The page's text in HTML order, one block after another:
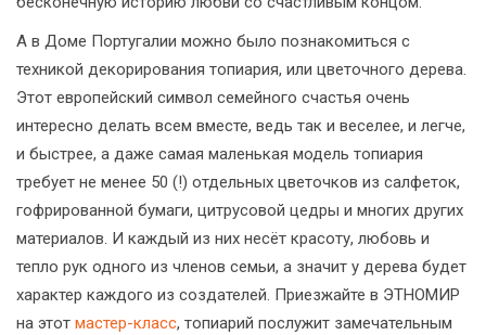
А в Доме Португалии можно было познакомиться с
техникой декорирования топиария, или цветочного дерева.
Этот европейский символ семейного счастья очень
интересно делать всем вместе, ведь так и веселее, и легче,
и быстрее, а даже самая маленькая модель топиария
требует не менее 50 (!) отдельных цветочков из салфеток,
гофрированной бумаги, цитрусовой цедры и многих других
материалов. И каждый из них несёт красоту, любовь и
тепло рук одного из членов семьи, а значит у дерева будет
характер каждого из создателей. Приезжайте в ЭТНОМИР
на этот мастер-класс, топиарий послужит замечательным